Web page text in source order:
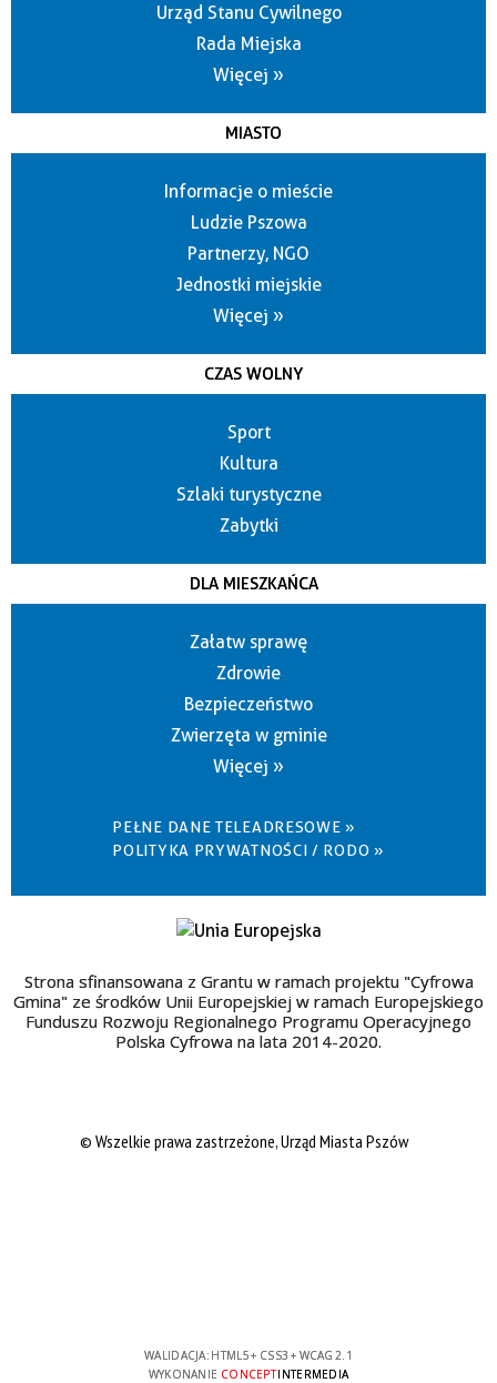
Urząd Stanu Cywilnego
Rada Miejska
Więcej »
MIASTO
Informacje o mieście
Ludzie Pszowa
Partnerzy, NGO
Jednostki miejskie
Więcej »
CZAS WOLNY
Sport
Kultura
Szlaki turystyczne
Zabytki
DLA MIESZKAŃCA
Załatw sprawę
Zdrowie
Bezpieczeństwo
Zwierzęta w gminie
Więcej »
PEŁNE DANE TELEADRESOWE »
POLITYKA PRYWATNOŚCI / RODO »
Strona sfinansowana z Grantu w ramach projektu "Cyfrowa
Gmina" ze środków Unii Europejskiej w ramach Europejskiego
Funduszu Rozwoju Regionalnego Programu Operacyjnego
Polska Cyfrowa na lata 2014-2020.
© Wszelkie prawa zastrzeżone, Urząd Miasta Pszów
WALIDACJA: HTML5+ CSS3 + WCAG 2.1
WYKONANIE CONCEPTINTERMEDIA